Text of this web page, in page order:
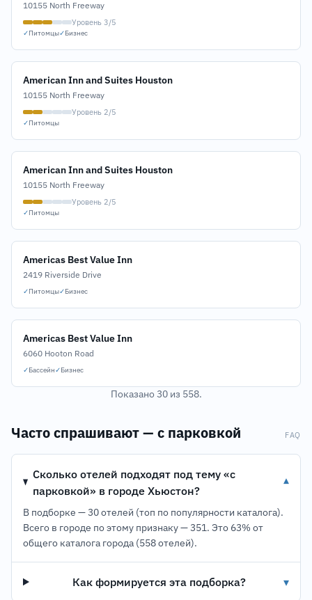
10155 North Freeway
Уровень 3/5
✓Питомцы✓Бизнес
American Inn and Suites Houston
10155 North Freeway
Уровень 2/5
✓Питомцы
American Inn and Suites Houston
10155 North Freeway
Уровень 2/5
✓Питомцы
Americas Best Value Inn
2419 Riverside Drive
✓Питомцы✓Бизнес
Americas Best Value Inn
6060 Hooton Road
✓Бассейн✓Бизнес
Показано 30 из 558.
Часто спрашивают — с парковкой FAQ
Сколько отелей подходят под тему «с
парковкой» в городе Хьюстон?
▾
В подборке — 30 отелей (топ по популярности каталога).
Всего в городе по этому признаку — 351. Это 63% от
общего каталога города (558 отелей).
Как формируется эта подборка? ▾